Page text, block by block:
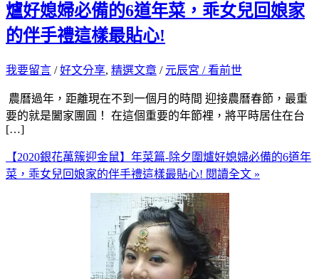
爐好媳婦必備的6道年菜，乖女兒回娘家
的伴手禮這樣最貼心!
我要留言 /好文分享, 精選文章 / 元辰宮 / 看前世
農曆過年，距離現在不到一個月的時間 迎接農曆春節，最重
要的就是闔家團圓！ 在這個重要的年節裡，將平時居住在台
[…]
【2020銀花萬簇迎金鼠】年菜篇-除夕圍爐好媳婦必備的6道年
菜，乖女兒回娘家的伴手禮這樣最貼心! 閱讀全文 »